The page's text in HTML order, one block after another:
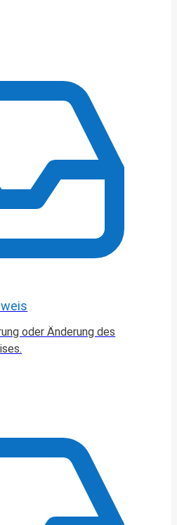
oder Änderung des